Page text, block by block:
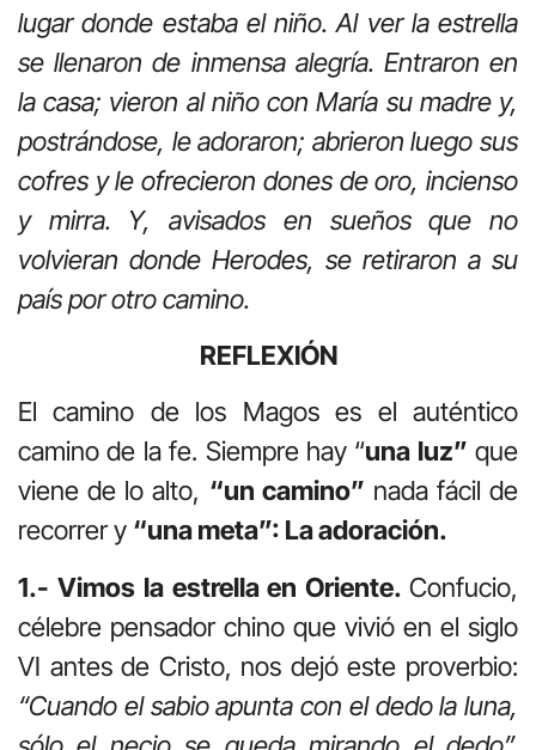
lugar donde estaba el niño. Al ver la estrella
se llenaron de inmensa alegría. Entraron en
la casa; vieron al niño con María su madre y,
postrándose, le adoraron; abrieron luego sus
cofres y le ofrecieron dones de oro, incienso
y mirra. Y, avisados en sueños que no
volvieran donde Herodes, se retiraron a su
país por otro camino.
REFLEXIÓN
El camino de los Magos es el auténtico
camino de la fe. Siempre hay “una luz” que
viene de lo alto, “un camino” nada fácil de
recorrer y “una meta”: La adoración.
1.- Vimos la estrella en Oriente. Confucio,
célebre pensador chino que vivió en el siglo
VI antes de Cristo, nos dejó este proverbio:
“Cuando el sabio apunta con el dedo la luna,